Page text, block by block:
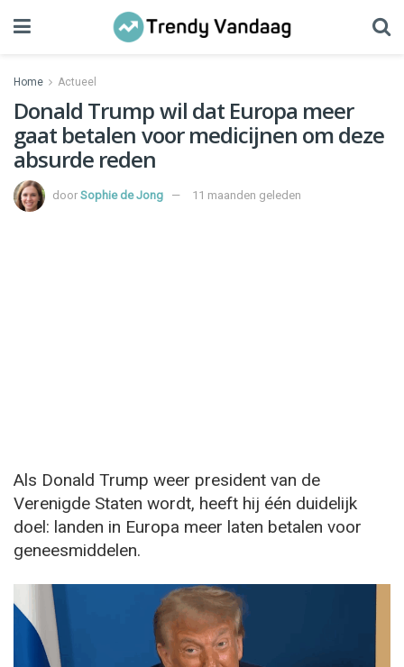
Home Actueel
Donald Trump wil dat Europa meer
gaat betalen voor medicijnen om deze
absurde reden
door Sophie de Jong 11 maanden geleden
Als Donald Trump weer president van de
Verenigde Staten wordt, heeft hij één duidelijk
doel: landen in Europa meer laten betalen voor
geneesmiddelen.